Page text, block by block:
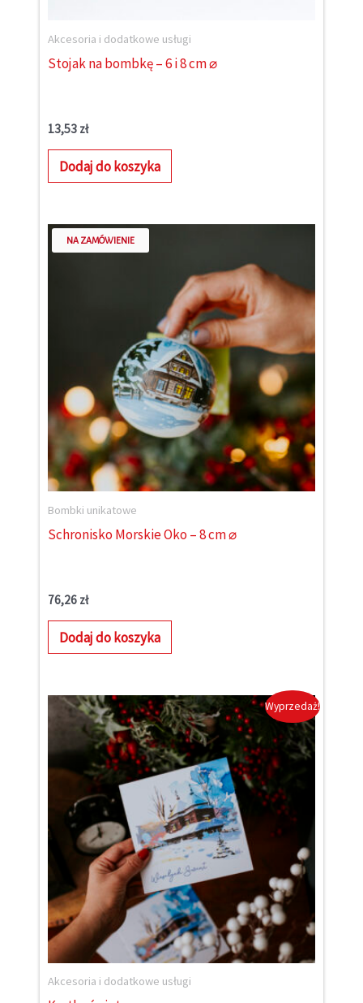
Akcesoria i dodatkowe usługi
Stojak na bombkę – 6 i 8 cm ⌀
13,53 zł
Dodaj do koszyka
NA ZAMÓWIENIE
Bombki unikatowe
Schronisko Morskie Oko – 8 cm ⌀
76,26 zł
Dodaj do koszyka
Wyprzedaż!
Akcesoria i dodatkowe usługi